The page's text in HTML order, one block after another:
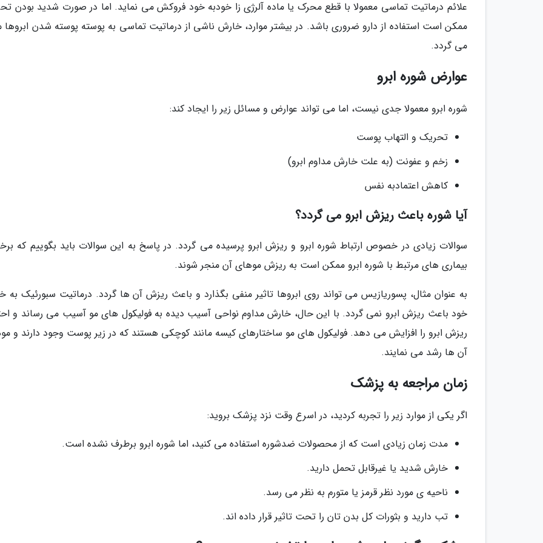
علائم درماتیت تماسی معمولا با قطع محرک یا ماده آلرژی زا خودبه خود فروکش می نماید. اما در صورت شدید بودن
ممکن است استفاده از دارو ضروری باشد. در بیشتر موارد، خارش ناشی از درماتیت تماسی به پوسته پوسته شدن ابروها
می گردد.
عوارض شوره ابرو
شوره ابرو معمولا جدی نیست، اما می تواند عوارض و مسائل زیر را ایجاد کند:
تحریک و التهاب پوست
زخم و عفونت (به علت خارش مداوم ابرو)
کاهش اعتمادبه نفس
آیا شوره باعث ریزش ابرو می گردد؟
سوالات زیادی در خصوص ارتباط شوره ابرو و ریزش ابرو پرسیده می گردد. در پاسخ به این سوالات باید بگوییم که
بیماری های مرتبط با شوره ابرو ممکن است به ریزش موهای آن منجر شوند.
به عنوان مثال، پسوریازیس می تواند روی ابروها تاثیر منفی بگذارد و باعث ریزش آن ها گردد. درماتیت سبورئیک به
خود باعث ریزش ابرو نمی گردد. با این حال، خارش مداوم نواحی آسیب دیده به فولیکول های مو آسیب می رساند و
ریزش ابرو را افزایش می دهد. فولیکول های مو ساختارهای کیسه مانند کوچکی هستند که در زیر پوست وجود دارند و
آن ها رشد می نمایند.
زمان مراجعه به پزشک
اگر یکی از موارد زیر را تجربه کردید، در اسرع وقت نزد پزشک بروید:
مدت زمان زیادی است که از محصولات ضدشوره استفاده می کنید، اما شوره ابرو برطرف نشده است.
خارش شدید یا غیرقابل تحمل دارید.
ناحیه ی مورد نظر قرمز یا متورم به نظر می رسد.
تب دارید و بثورات کل بدن تان را تحت تاثیر قرار داده اند.